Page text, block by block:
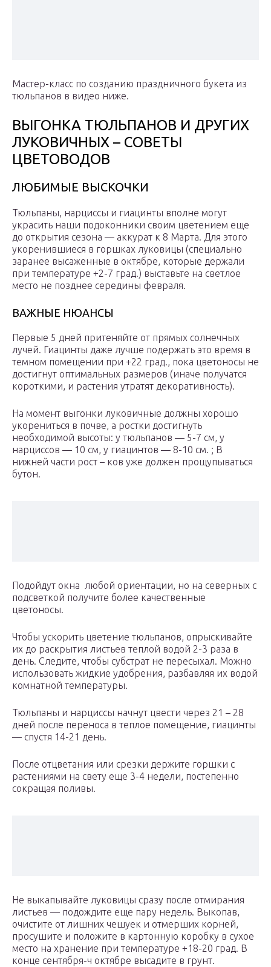
Мастер-класс по созданию праздничного букета из
тюльпанов в видео ниже.
ВЫГОНКА ТЮЛЬПАНОВ И ДРУГИХ
ЛУКОВИЧНЫХ – СОВЕТЫ
ЦВЕТОВОДОВ
ЛЮБИМЫЕ ВЫСКОЧКИ
Тюльпаны, нарциссы и гиацинты вполне могут
украсить наши подоконники своим цветением еще
до открытия сезона — аккурат к 8 Марта. Для этого
укоренившиеся в горшках луковицы (специально
заранее высаженные в октябре, которые держали
при температуре +2-7 град.) выставьте на светлое
место не позднее середины февраля.
ВАЖНЫЕ НЮАНСЫ
Первые 5 дней притеняйте от прямых солнечных
лучей. Гиацинты даже лучше подержать это время в
темном помещении при +22 град., пока цветоносы не
достигнут оптимальных размеров (иначе получатся
короткими, и растения утратят декоративность).
На момент выгонки луковичные должны хорошо
укорениться в почве, а ростки достигнуть
необходимой высоты: у тюльпанов — 5-7 см, у
нарциссов — 10 см, у гиацинтов — 8-10 см. ; В
нижней части рост – ков уже должен прощупываться
бутон.
Подойдут окна любой ориентации, но на северных с
подсветкой получите более качественные
цветоносы.
Чтобы ускорить цветение тюльпанов, опрыскивайте
их до раскрытия листьев теплой водой 2-3 раза в
день. Следите, чтобы субстрат не пересыхал. Можно
использовать жидкие удобрения, разбавляя их водой
комнатной температуры.
Тюльпаны и нарциссы начнут цвести через 21 – 28
дней после переноса в теплое помещение, гиацинты
— спустя 14-21 день.
После отцветания или срезки держите горшки с
растениями на свету еще 3-4 недели, постепенно
сокращая поливы.
Не выкапывайте луковицы сразу после отмирания
листьев — подождите еще пару недель. Выкопав,
очистите от лишних чешуек и отмерших корней,
просушите и положите в картонную коробку в сухое
место на хранение при температуре +18-20 град. В
конце сентября-ч октябре высадите в грунт.